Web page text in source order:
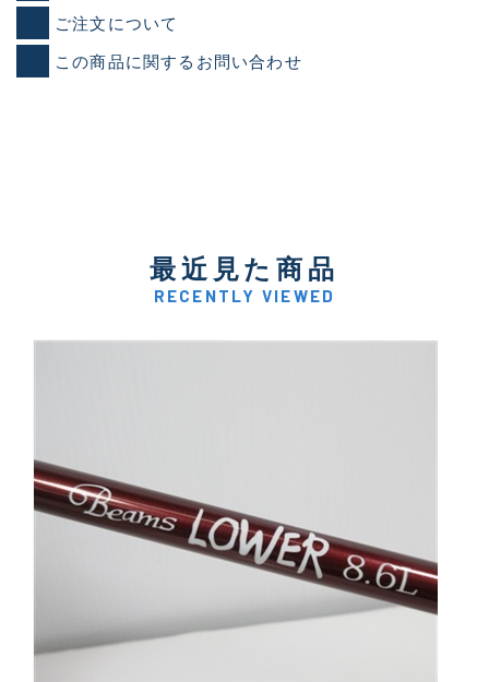
ご注文について
この商品に関するお問い合わせ
最近見た商品
RECENTLY VIEWED